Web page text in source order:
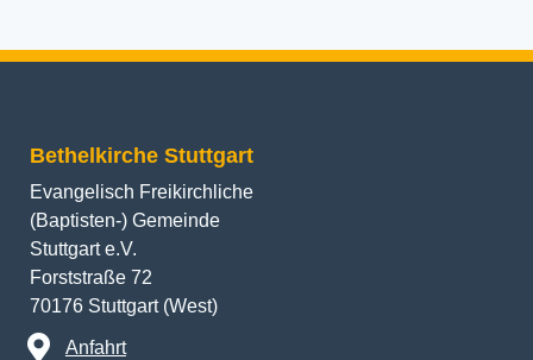
Bethelkirche Stuttgart
Evangelisch Freikirchliche
(Baptisten-) Gemeinde
Stuttgart e.V.
Forststraße 72
70176 Stuttgart (West)
Anfahrt